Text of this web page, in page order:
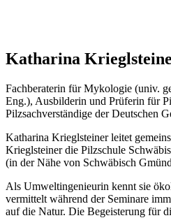
Katharina
Fach­be­ra­te­rin für Myko­lo­gie (univ.
Eng.), Aus­bil­de­rin und Prü­fe­rin für
Pilz­sach­ver­stän­di­ge der Deut­schen
Katha­ri­na Kriegl­stei­ner lei­tet
Kriegl­stei­ner die Pilz­schu­le
(in der Nähe von Schwä­bisch
Als Umwelt­in­ge­nieu­rin kennt sie
ver­mit­telt wäh­rend der Semi­na­re
auf die Natur. Die Begeis­te­rung für